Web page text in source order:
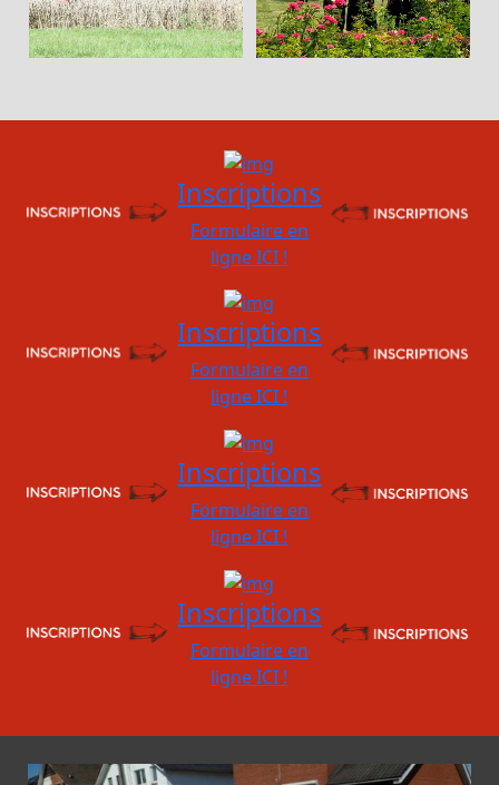
Inscriptions
Formulaire en
ligne ICI !
Inscriptions
Formulaire en
ligne ICI !
Inscriptions
Formulaire en
ligne ICI !
Inscriptions
Formulaire en
ligne ICI !